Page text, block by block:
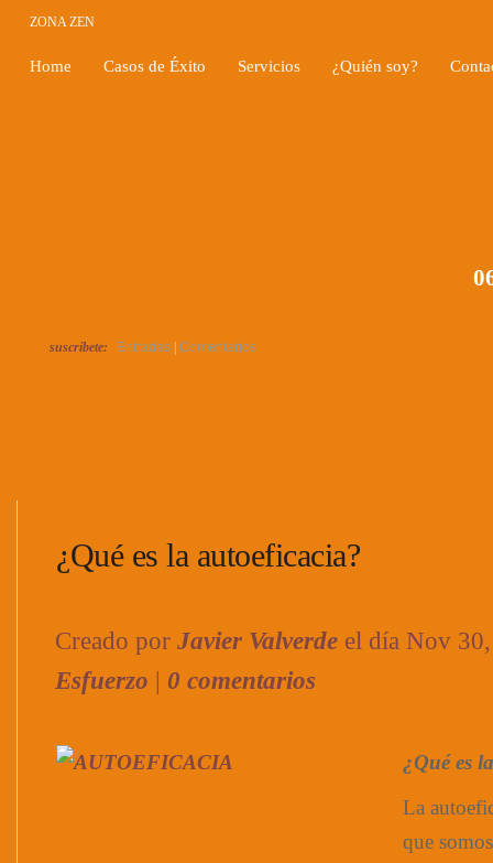
ZONA ZEN
Home Casos de Éxito Servicios ¿Quién soy?
suscríbete: Entradas Comentarios
¿Qué es la autoeficacia?
Creado por Javier Valverde el día Nov
Esfuerzo | 0 comentarios
¿Qué es
La
que